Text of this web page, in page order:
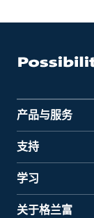
产品与服务
支持
学习
关于格兰富